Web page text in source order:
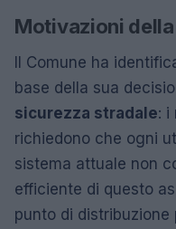
Motivazioni
Il Comune ha
base della sua
sicurezza stradale: i
richiedono che ogni
sistema attuale non
efficiente di questo
punto di